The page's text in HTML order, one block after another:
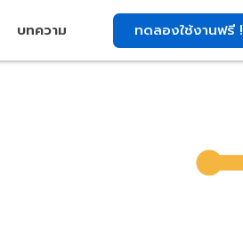
บทความ ทดลองใช้งานฟรี !